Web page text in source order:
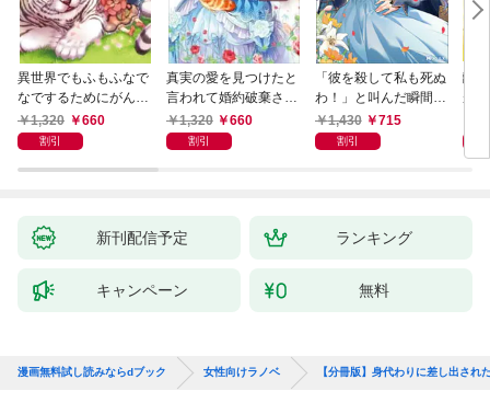
異世界でもふもふなで
なでするためにがんば
ってます。 ： 1
1,320 660
割引
真実の愛を見つけたと
言われて婚約破棄され
たので、復縁を迫られ
ても今さらもう遅いで
1,320 660
割引
「彼を殺して私も死ぬ
わ！」と叫んだ瞬間、
前世を思い出しました
～あれ、こんな人どう
1,430 715
割引
離
が
家
新刊配信予定 ランキング
キャンペーン 無料
漫画無料試し読みならdブック 女性向けラノベ 【分冊版】身代わりに差し出さ